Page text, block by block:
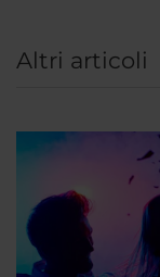
Altri articoli